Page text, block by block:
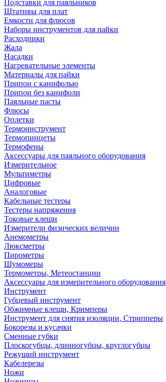
Подставки для паяльников
Штативы для плат
Емкости для флюсов
Наборы инструментов для пайки
Расходники
Жала
Насадки
Нагревательные элементы
Материалы для пайки
Припои с канифолью
Припои без канифоли
Паяльные пасты
Флюсы
Оплетки
Термоинструмент
Термопинцеты
Термофены
Аксессуары для паяльного оборудования
Измерительное
Мультиметры
Цифровые
Аналоговые
Кабельные тестеры
Тестеры напряжения
Токовые клещи
Измерители физических величин
Анемометры
Люксметры
Пирометры
Шумомеры
Термометры, Метеостанции
Аксессуары для измерительного оборудования
Инструмент
Губцевый инструмент
Обжимные клещи, Кримперы
Инструмент для снятия изоляции, Стрипперы
Бокорезы и кусачки
Сменные губки
Плоскогубцы, длинногубцы, круглогубцы
Режущий инструмент
Кабелерезы
Ножи